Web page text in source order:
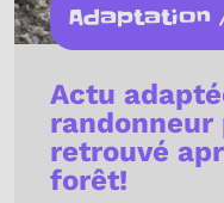
Adaptation
Actu
randonneur
retrouvé
forêt!